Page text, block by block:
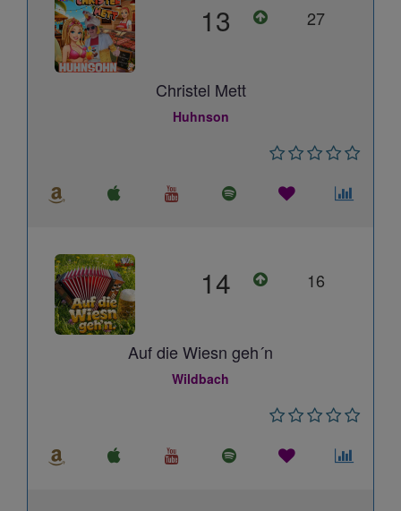
13 27
Christel Mett
Huhnson
14 16
Auf die Wiesn geh´n
Wildbach